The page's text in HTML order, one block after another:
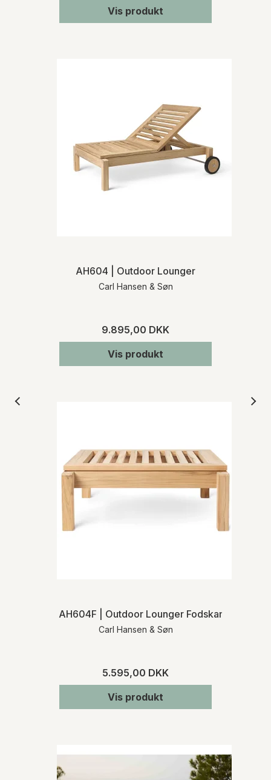
Vis produkt
AH604 | Outdoor Lounger
Carl Hansen & Søn
9.895,00 DKK
Vis produkt
AH604F | Outdoor Lounger Fodskammel
Carl Hansen & Søn
5.595,00 DKK
Vis produkt